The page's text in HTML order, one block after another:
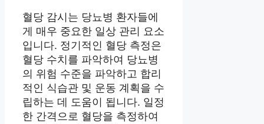
혈당 감시는 당뇨병 환자들에
게 매우 중요한 일상 관리 요소
입니다. 정기적인 혈당 측정은
혈당 수치를 파악하여 당뇨병
의 위험 수준을 파악하고 합리
적인 식습관 및 운동 계획을 수
립하는 데 도움이 됩니다. 일정
한 간격으로 혈당을 측정하여